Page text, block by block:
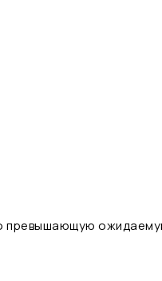
превышающую